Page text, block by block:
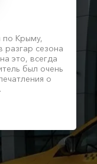
по Крыму,
разгар сезона
это, всегда
был очень
о